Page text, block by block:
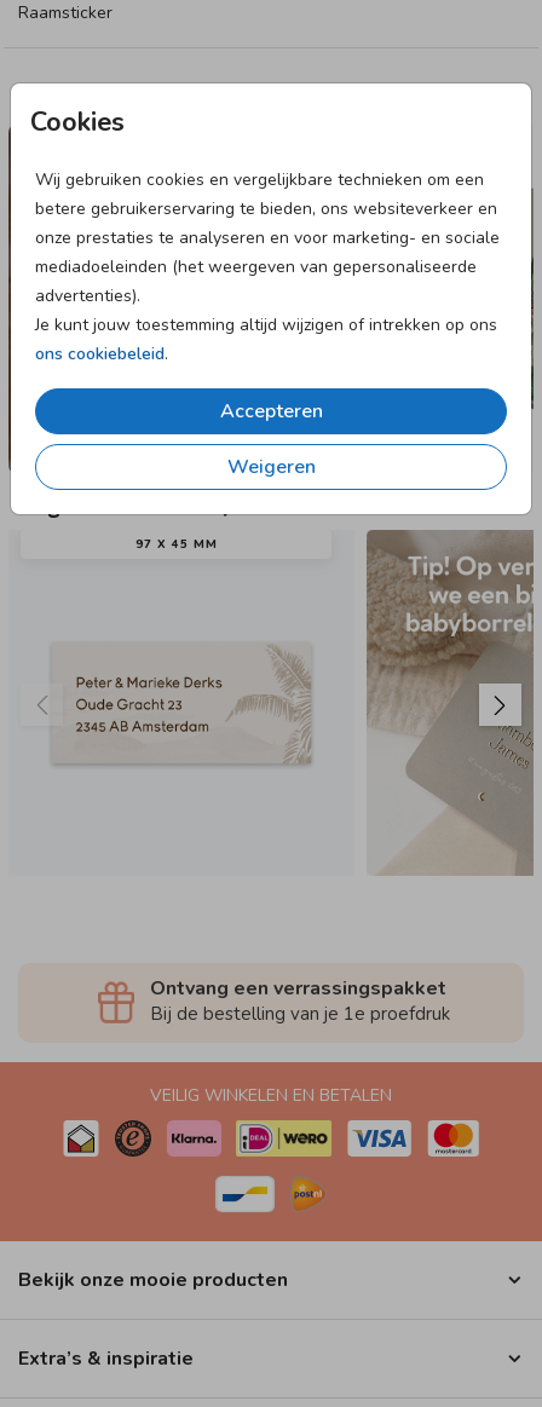
Cookies
Wij gebruiken cookies en vergelijkbare technieken om een
betere gebruikerservaring te bieden, ons websiteverkeer en
onze prestaties te analyseren en voor marketing- en sociale
mediadoeleinden (het weergeven van gepersonaliseerde
advertenties).
Je kunt jouw toestemming altijd wijzigen of intrekken op ons
ons cookiebeleid.
Accepteren
Weigeren
Raamsticker
97 X 45 MM
Ontvang een verrassingspakket
Bij de bestelling van je 1e proefdruk
VEILIG WINKELEN EN BETALEN
Bekijk onze mooie producten
Extra’s & inspiratie